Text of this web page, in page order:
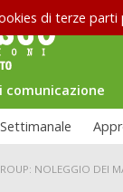
di terze
comunicazione
NOLEGGIO DEI